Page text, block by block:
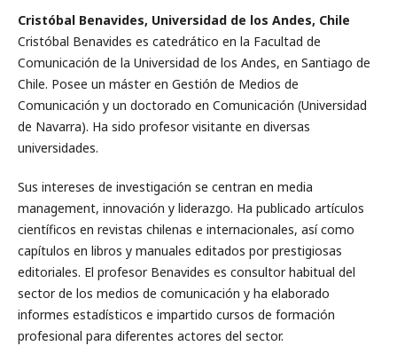
Cristóbal Benavides, Universidad de los Andes, Chile
Cristóbal Benavides es catedrático en la Facultad de
Comunicación de la Universidad de los Andes, en Santiago de
Chile. Posee un máster en Gestión de Medios de
Comunicación y un doctorado en Comunicación (Universidad
de Navarra). Ha sido profesor visitante en diversas
universidades.
Sus intereses de investigación se centran en media
management, innovación y liderazgo. Ha publicado artículos
científicos en revistas chilenas e internacionales, así como
capítulos en libros y manuales editados por prestigiosas
editoriales. El profesor Benavides es consultor habitual del
sector de los medios de comunicación y ha elaborado
informes estadísticos e impartido cursos de formación
profesional para diferentes actores del sector.